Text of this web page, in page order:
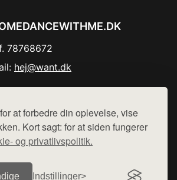
at forbedre din oplevelse, vise
Kort sagt: for at siden fungerer
og privatlivspolitik.
Indstillinger
78768672
hej@want.dk
denne side - vi henviser til de shops,